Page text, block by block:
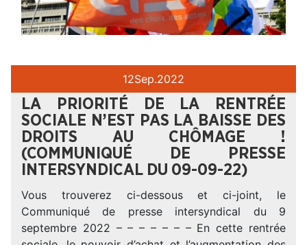
12Sep.2022
LA PRIORITÉ DE LA RENTRÉE
SOCIALE N’EST PAS LA BAISSE DES
DROITS AU CHÔMAGE !
(COMMUNIQUÉ DE PRESSE
INTERSYNDICAL DU 09-09-22)
Vous trouverez ci-dessous et ci-joint, le
Communiqué de presse intersyndical du 9
septembre 2022 – – – – – – – En cette rentrée